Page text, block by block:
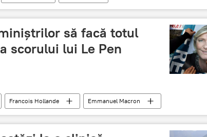
să facă totul
scorului lui Le Pen
Francois Hollande
Emmanuel Macron
din Franța președintele
Alegeri Franța 2017